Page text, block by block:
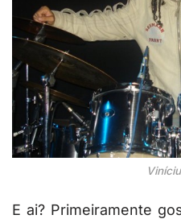
E ai? Primeiramente